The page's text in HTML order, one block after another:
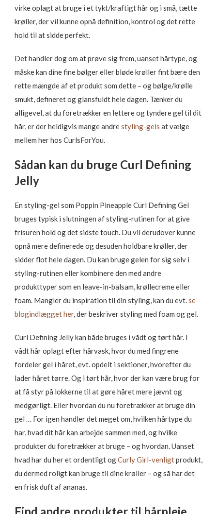
virke oplagt at bruge i et tykt/kraftigt hår og i små, tætte
krøller, der vil kunne opnå definition, kontrol og det rette
hold til at sidde perfekt.
Det handler dog om at prøve sig frem, uanset hårtype, og
måske kan dine fine bølger eller bløde krøller fint bære den
rette mængde af et produkt som dette – og bølge/krølle
smukt, defineret og glansfuldt hele dagen. Tænker du
alligevel, at du foretrækker en lettere og tyndere gel til dit
hår, er der heldigvis mange andrestyling-gels at vælge
mellem her hos CurlsForYou.
Sådan kan du bruge Curl Defining
Jelly
En styling-gel som Poppin Pineapple Curl Defining Gel
bruges typisk i slutningen af styling-rutinen for at give
frisuren hold og det sidste touch. Du vil derudover kunne
opnå mere definerede og desuden holdbare krøller, der
sidder flot hele dagen. Du kan bruge gelen for sig selv i
styling-rutinen eller kombinere den med andre
produkttyper som en leave-in-balsam, krøllecreme eller
foam. Mangler du inspiration til din styling, kan du evt.se
blogindlægget her, der beskriver styling med foam og gel.
Curl Defining Jelly kan både bruges i vådt og tørt hår. I
vådt hår oplagt efter hårvask, hvor du med fingrene
fordeler gel i håret, evt. opdelt i sektioner, hvorefter du
lader håret tørre. Og i tørt hår, hvor der kan være brug for
at få styr på lokkerne til at gøre håret mere jævnt og
medgørligt. Eller hvordan du nu foretrækker at bruge din
gel … For igen handler det meget om, hvilken hårtype du
har, hvad dit hår kan arbejde sammen med, og hvilke
produkter du foretrækker at bruge – og hvordan. Uanset
hvad har du her et ordentligt ogCurly Girl-venligtprodukt,
du dermed roligt kan bruge til dine krøller – og så har det
en frisk duft af ananas.